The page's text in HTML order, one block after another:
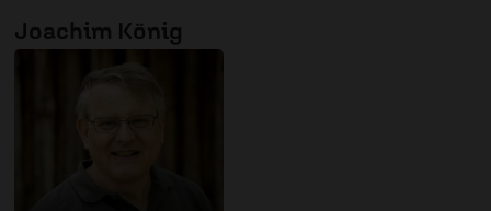
Joachim König